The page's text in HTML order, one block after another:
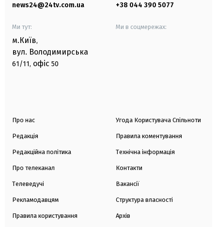
news24@24tv.com.ua +38 044 390 5077
Ми тут:
м.Київ,
вул. Володимирська
61/11, офіс 50
Ми в соцмережах:
Про нас
Редакція
Редакційна політика
Про телеканал
Телеведучі
Рекламодавцям
Правила користування
Угода Користувача Спільноти
Правила коментування
Технічна інформація
Контакти
Вакансії
Структура власності
Архів